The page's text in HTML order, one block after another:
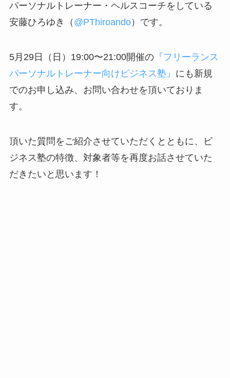
パーソナルトレーナー・ヘルスコーチをしている
安藤ひろゆき（ @PThiroando）です。
5月29日（日）19:00〜21:00開催の『フリーランス
パーソナルトレーナー向けビジネス塾』 にも新規
でのお申し込み、お問い合わせを頂いておりま
す。
頂いた質問をご紹介させていただくとともに、ビ
ジネス塾の特徴、対象者等を再度お話させていた
だきたいと思います！